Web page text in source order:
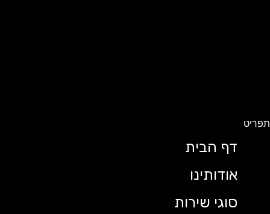
דף הבית
אודותינו
סוגי שירות